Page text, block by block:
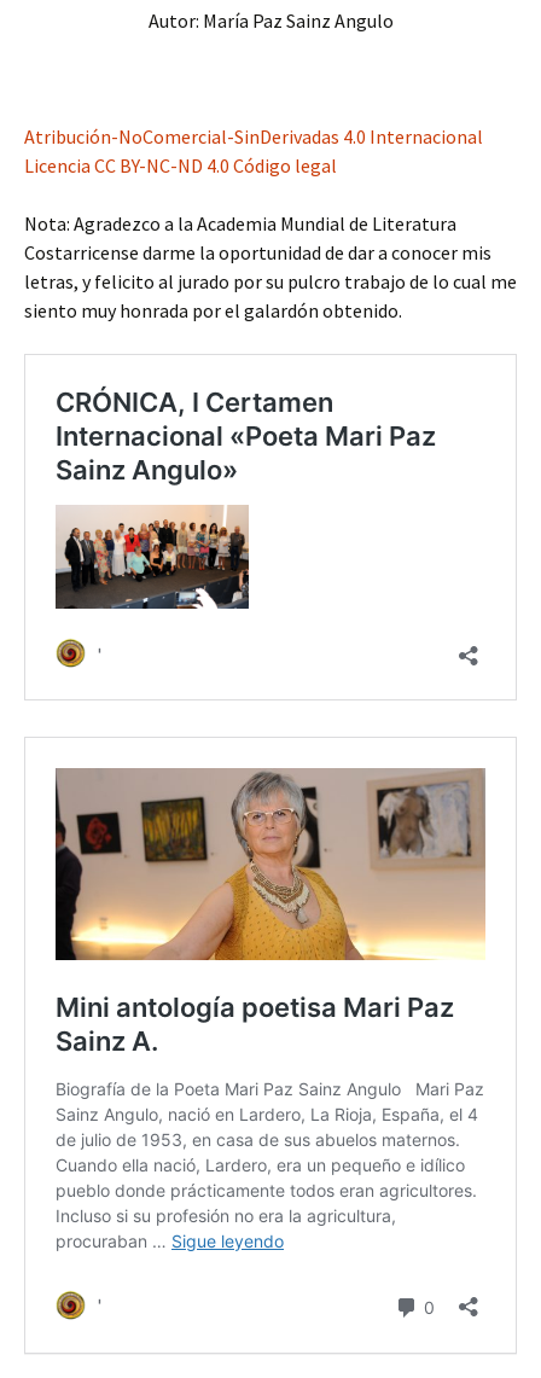
Autor: María Paz Sainz Angulo
Atribución-NoComercial-SinDerivadas 4.0 Internacional
Licencia CC BY-NC-ND 4.0 Código legal
Nota: Agradezco a la Academia Mundial de Literatura
Costarricense darme la oportunidad de dar a conocer mis
letras, y felicito al jurado por su pulcro trabajo de lo cual me
siento muy honrada por el galardón obtenido.